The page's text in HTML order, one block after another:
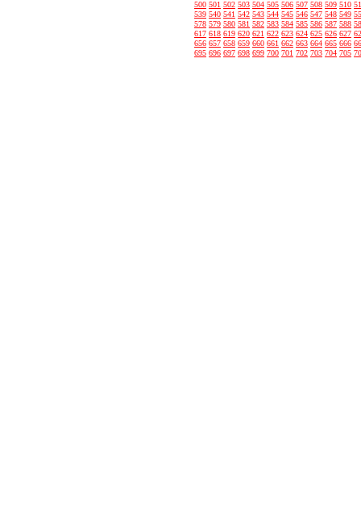
500 501 502 503 504 505 506 507 508 509 510
539 540 541 542 543 544 545 546 547 548 549
578 579 580 581 582 583 584 585 586 587 588
617 618 619 620 621 622 623 624 625 626 627
656 657 658 659 660 661 662 663 664 665 666
695 696 697 698 699 700 701 702 703 704 705